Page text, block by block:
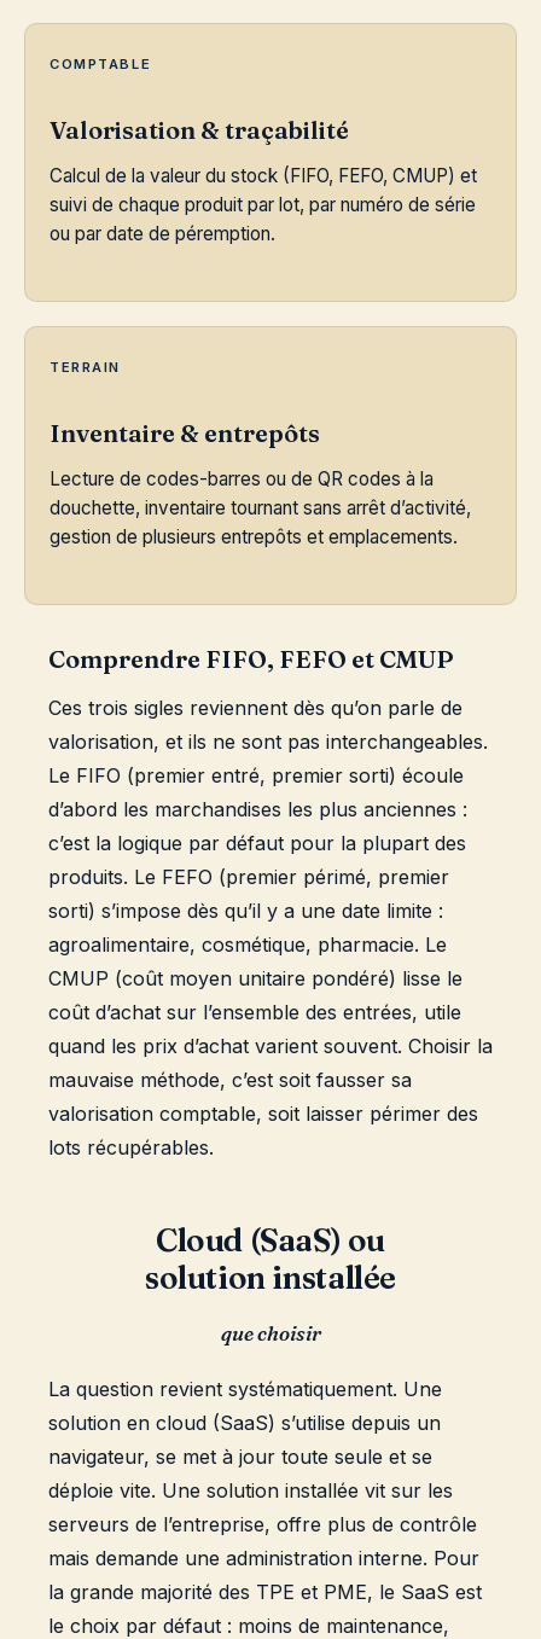
COMPTABLE
Valorisation & traçabilité
Calcul de la valeur du stock (FIFO, FEFO, CMUP) et
suivi de chaque produit par lot, par numéro de série
ou par date de péremption.
TERRAIN
Inventaire & entrepôts
Lecture de codes-barres ou de QR codes à la
douchette, inventaire tournant sans arrêt d’activité,
gestion de plusieurs entrepôts et emplacements.
Comprendre FIFO, FEFO et CMUP
Ces trois sigles reviennent dès qu’on parle de
valorisation, et ils ne sont pas interchangeables.
Le FIFO (premier entré, premier sorti) écoule
d’abord les marchandises les plus anciennes :
c’est la logique par défaut pour la plupart des
produits. Le FEFO (premier périmé, premier
sorti) s’impose dès qu’il y a une date limite :
agroalimentaire, cosmétique, pharmacie. Le
CMUP (coût moyen unitaire pondéré) lisse le
coût d’achat sur l’ensemble des entrées, utile
quand les prix d’achat varient souvent. Choisir la
mauvaise méthode, c’est soit fausser sa
valorisation comptable, soit laisser périmer des
lots récupérables.
Cloud (SaaS) ou
solution installée
que choisir
La question revient systématiquement. Une
solution en cloud (SaaS) s’utilise depuis un
navigateur, se met à jour toute seule et se
déploie vite. Une solution installée vit sur les
serveurs de l’entreprise, offre plus de contrôle
mais demande une administration interne. Pour
la grande majorité des TPE et PME, le SaaS est
le choix par défaut : moins de maintenance,